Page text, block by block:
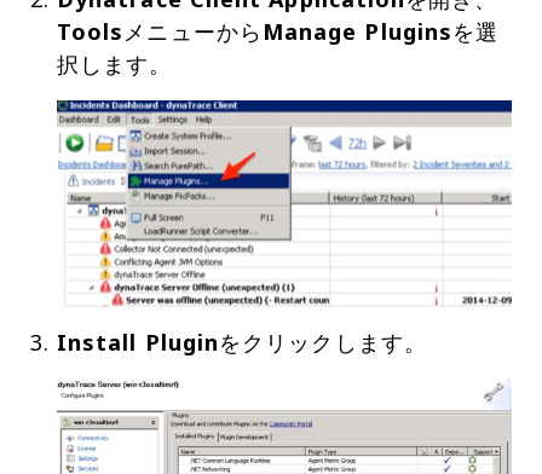
Toolsメニューから Manage Pluginsを選
Install Plugin